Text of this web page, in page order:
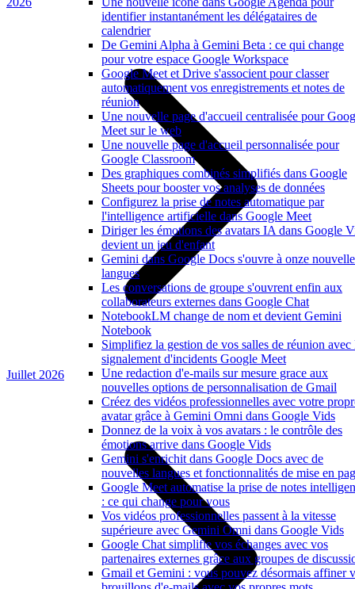
identifier instantanément les délégataires de
calendrier
De Gemini Alpha à Gemini Beta : ce qui change
pour votre espace Google Workspace
Google Meet et Drive s'associent pour classer
automatiquement vos enregistrements et notes de
réunion
Une nouvelle page d'accueil centralisée pour
Meet sur le web
Une nouvelle page d'accueil personnalisée pour
Google Classroom
Des graphiques combinés simplifiés dans Google
Sheets pour booster vos analyses de données
Configurez la prise de notes automatique par
l'intelligence artificielle dans Google Meet
Diriger les émotions des avatars IA dans Google
devient un jeu d'enfant
Gemini dans Google Docs s'ouvre à onze
langues
Les conversations de groupe s'ouvrent enfin aux
collaborateurs externes dans Google Chat
NotebookLM change de nom et devient Gemini
Notebook
Simplifiez la gestion de vos salles de réunion avec
signalement d'incidents Google Meet
Une redaction d'e-mails sur mesure grace aux
nouvelles options de personnalisation de Gmail
Créez des vidéos professionnelles avec votre
avatar grâce à Gemini Omni dans Google Vids
Donnez de la voix à vos avatars : le contrôle des
émotions arrive dans Google Vids
Gemini s'enrichit dans Google Docs avec de
nouvelles langues et fonctionnalités de mise en
Google Meet automatise la prise de notes
: ce qui change pour vous
Vos vidéos professionnelles passent à la vitesse
supérieure avec Gemini Omni dans Google Vids
Google Chat simplifie vos échanges avec vos
partenaires externes grâce aux groupes de
Gmail et Gemini : vous pouvez désormais affiner
Juillet 2026